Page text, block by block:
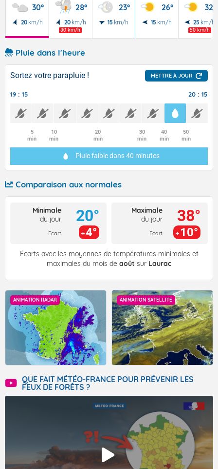
30°
20 km/h
28°
20 km/h
80 km/h
23°
15 km/h
26°
15 km/h
32°
25 km/h
50 km/h
Pluie dans l'heure
Sortez votre parapluie ! METTRE À JOUR
19 : 15 20 : 15
5
min
10
min
20
min
30
min
40
min
50
min
Pluie faibledans 40 minutes
Comparaison aux normales
Minimale
du jour
Ecart
20°
4°
Maximale
du jour
Ecart
38°
10°
Écarts avec les moyennes de températures minimales et
maximales du mois de août sur Laurac
ANIMATION RADAR ANIMATION SATELLITE
QUE FAIT MÉTÉO-FRANCE POUR PRÉVENIR LES
FEUX DE FORÊTS ?